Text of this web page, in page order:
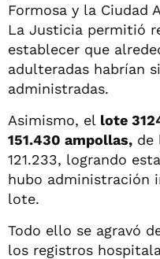
Formosa y la Ciudad
La Justicia permitió
establecer que
adulteradas habrían
administradas.
Asimismo, el lote
151.430 ampollas, de
121.233, logrando
hubo administración
lote.
Todo ello se agravó
los registros